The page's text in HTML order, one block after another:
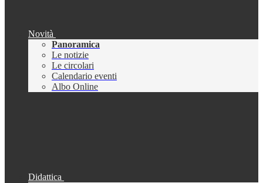
Novità
Panoramica
Le notizie
Le circolari
Calendario eventi
Albo Online
Didattica